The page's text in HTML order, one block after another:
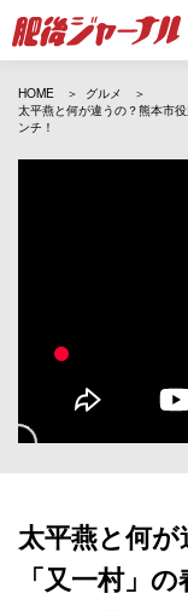
HOME
グルメ
太平燕と何が違うの？熊本市
ンチ！
太平燕と何
「又一村」